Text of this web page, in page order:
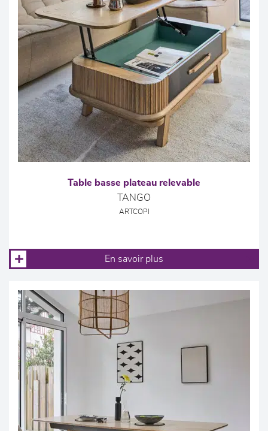
Table basse plateau relevable
TANGO
ARTCOPI
En savoir plus